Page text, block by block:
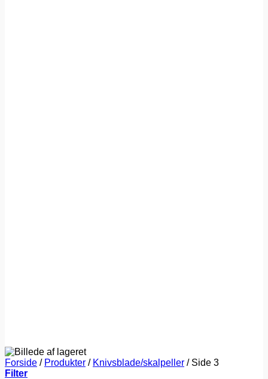
Forside / Produkter / Knivsblade/skalpeller /Side 3
Filter